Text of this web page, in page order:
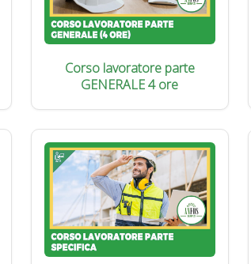
Corso lavoratore parte
GENERALE 4 ore